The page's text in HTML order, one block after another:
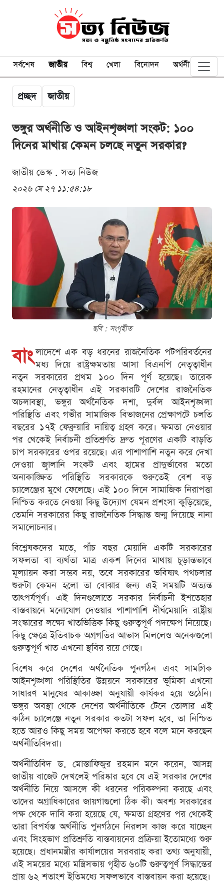
সর্বশেষ জাতীয় বিশ্ব খেলা বিনোদন অর্থনীতি
প্রচ্ছদ জাতীয়
ভঙ্গুর অর্থনীতি ও আইনশৃঙ্খলা সংকট: ১০০
দিনের মাথায় কেমন চলছে নতুন সরকার?
জাতীয় ডেস্ক . সত্য নিউজ
২০২৬ মে ২৭ ১১:৫৪:১৮
ছবি : সংগৃহীত
বাং লাদেশে এক বড় ধরনের রাজনৈতিক পটপরিবর্তনের
মধ্য দিয়ে রাষ্ট্রক্ষমতায় আসা বিএনপি নেতৃত্বাধীন
নতুন সরকারের প্রথম ১০০ দিন পূর্ণ হয়েছে। তারেক
রহমানের নেতৃত্বাধীন এই সরকারটি দেশের রাজনৈতিক
অচলাবস্থা, ভঙ্গুর অর্থনৈতিক দশা, দুর্বল আইনশৃঙ্খলা
পরিস্থিতি এবং গভীর সামাজিক বিভাজনের প্রেক্ষাপটে চলতি
বছরের ১৭ই ফেব্রুয়ারি দায়িত্ব গ্রহণ করে। ক্ষমতা নেওয়ার
পর থেকেই নির্বাচনী প্রতিশ্রুতি দ্রুত পূরণের একটি বাড়তি
চাপ সরকারের ওপর রয়েছে। এর পাশাপাশি নতুন করে দেখা
দেওয়া জ্বালানি সংকট এবং হামের প্রাদুর্ভাবের মতো
অনাকাঙ্ক্ষিত পরিস্থিতি সরকারকে শুরুতেই বেশ বড়
চ্যালেঞ্জের মুখে ফেলেছে। এই ১০০ দিনে সামাজিক নিরাপত্তা
নিশ্চিত করতে নেওয়া কিছু উদ্যোগ যেমন প্রশংসা কুড়িয়েছে,
তেমনি সরকারের কিছু রাজনৈতিক সিদ্ধান্ত জন্ম দিয়েছে নানা
সমালোচনার।
বিশ্লেষকদের মতে, পাঁচ বছর মেয়াদি একটি সরকারের
সফলতা বা ব্যর্থতা মাত্র একশ দিনের মাথায় চূড়ান্তভাবে
মূল্যায়ন করা সম্ভব নয়, তবে সরকারের ভবিষ্যৎ পথচলার
শুরুটা কেমন হলো তা বোঝার জন্য এই সময়টি অত্যন্ত
তাৎপর্যপূর্ণ। এই দিনগুলোতে সরকার নির্বাচনী ইশতেহার
বাস্তবায়নে মনোযোগ দেওয়ার পাশাপাশি দীর্ঘমেয়াদি রাষ্ট্রীয়
সংস্কারের লক্ষ্যে খাতভিত্তিক কিছু গুরুত্বপূর্ণ পদক্ষেপ নিয়েছে।
কিছু ক্ষেত্রে ইতিবাচক অগ্রগতির আভাস মিললেও অনেকগুলো
গুরুত্বপূর্ণ খাত এখনো স্থবির রয়ে গেছে।
বিশেষ করে দেশের অর্থনৈতিক পুনর্গঠন এবং সামগ্রিক
আইনশৃঙ্খলা পরিস্থিতির উন্নয়নে সরকারের ভূমিকা এখনো
সাধারণ মানুষের আকাঙ্ক্ষা অনুযায়ী কার্যকর হয়ে ওঠেনি।
ভঙ্গুর অবস্থা থেকে দেশের অর্থনীতিকে টেনে তোলার এই
কঠিন চ্যালেঞ্জে নতুন সরকার কতটা সফল হবে, তা নিশ্চিত
হতে আরও কিছু সময় অপেক্ষা করতে হবে বলে মনে করছেন
অর্থনীতিবিদরা।
অর্থনীতিবিদ ড. মোস্তাফিজুর রহমান মনে করেন, আসন্ন
জাতীয় বাজেট দেখলেই পরিষ্কার হবে যে এই সরকার দেশের
অর্থনীতি নিয়ে আসলে কী ধরনের পরিকল্পনা করছে এবং
তাদের অগ্রাধিকারের জায়গাগুলো ঠিক কী। অবশ্য সরকারের
পক্ষ থেকে দাবি করা হয়েছে যে, ক্ষমতা গ্রহণের পর থেকেই
তারা বিপর্যস্ত অর্থনীতি পুনর্গঠনে নিরলস কাজ করে যাচ্ছেন
এবং সিংহভাগ প্রতিশ্রুতি বাস্তবায়নের প্রক্রিয়া ইতোমধ্যে শুরু
হয়েছে। প্রধানমন্ত্রীর কার্যালয়ের সরবরাহ করা তথ্য অনুযায়ী,
এই সময়ের মধ্যে মন্ত্রিসভায় গৃহীত ৬০টি গুরুত্বপূর্ণ সিদ্ধান্তের
প্রায় ৬২ শতাংশ ইতিমধ্যে সফলভাবে বাস্তবায়ন করা হয়েছে।